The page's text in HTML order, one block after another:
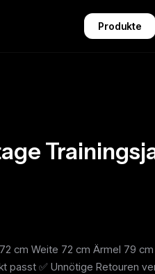
Produkte
cm Weite 72 cm Ärmel 79 cm
passt ✅ Unnötige Retouren